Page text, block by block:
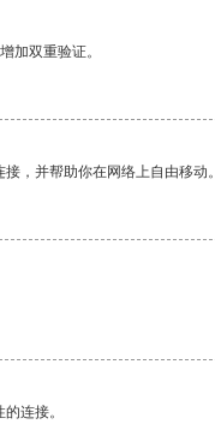
加双重验证。
，并帮助你在网络上自由移动。
连接。